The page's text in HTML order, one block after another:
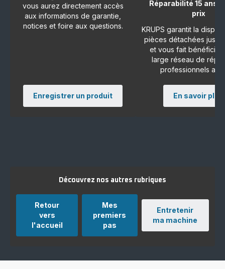
vous aurez directement accès
aux informations de garantie,
notices et foire aux questions.
Enregistrer un produit
Réparabilité 15 ans
prix
KRUPS garantit la
pièces détachées
et vous fait bénéficier
large réseau de
professionnels
En savoir plus
Découvrez nos autres rubriques
Entretenir
ma machine
Mes
premiers
pas
Retour
vers
l'accueil